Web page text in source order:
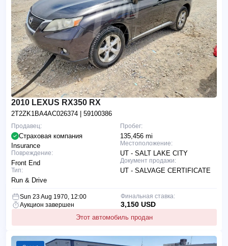
2010 LEXUS RX350 RX
2T2ZK1BA4AC026374 | 59100386
Пробег:
135,456 mi
Местоположение:
UT - SALT LAKE CITY
Документ продажи:
UT - SALVAGE CERTIFICATE
Продавец:
Страховая компания
Insurance
Повреждение:
Front End
Тип:
Run & Drive
Sun 23 Aug 1970, 12:00
Аукцион завершен
Этот автомобиль продан
Финальная ставка:
3,150 USD